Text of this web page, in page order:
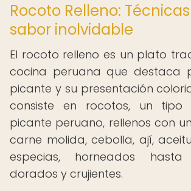
Rocoto Relleno:
sabor inolvidable
El rocoto relleno es un plato
cocina peruana que destaca
picante y su presentación
consiste en rocotos, un tipo
picante peruano, rellenos con
carne molida, cebolla, ají,
especias, horneados
dorados y crujientes.